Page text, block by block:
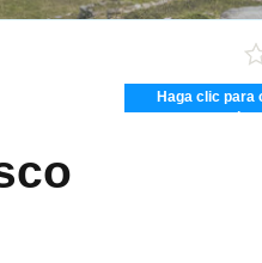
Haga clic para